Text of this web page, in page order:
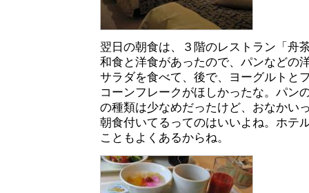
翌日の朝食は、３階のレストラン「舟
和食と洋食があったので、パンなどの
サラダを食べて、後で、ヨーグルトと
コーンフレークがほしかったな。パン
の種類は少なめだったけど、おなかい
朝食付いてるってのはいいよね。ホテ
こともよくあるからね。